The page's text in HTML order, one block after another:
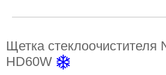
Щетка стеклоочистителя
HD60W